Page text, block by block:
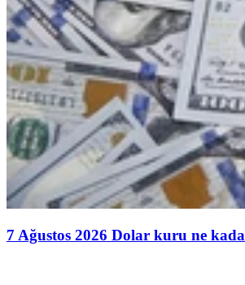
7 Ağustos 2026 Dolar kuru ne